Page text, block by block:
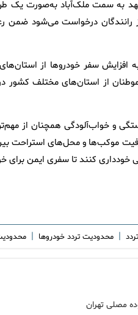
به سمت ملک‌آباد به‌صورت یک‌
درخواست می‌شود ضمن
به افزایش سفر خودروها از
از استان‌های مختلف
و خواب‌آلودگی همچنان از
موکب‌ها و محل‌های استراحت
کنند تا سفری ایمن برای
| محدودیت تردد خودروها |
مصلی تهران